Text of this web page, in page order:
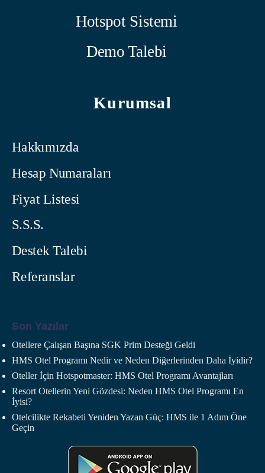
Hotspot Sistemi
Demo Talebi
Kurumsal
Hakkımızda
Hesap Numaraları
Fiyat Listesi
S.S.S.
Destek Talebi
Referanslar
Son Yazılar
Otellere Çalışan Başına SGK Prim Desteği Geldi
HMS Otel Programı Nedir ve Neden Diğerlerinden Daha İyidir?
Oteller İçin Hotspotmaster: HMS Otel Programı Avantajları
Resort Otellerin Yeni Gözdesi: Neden HMS Otel Programı En
İyisi?
Otelcilikte Rekabeti Yeniden Yazan Güç: HMS ile 1 Adım Öne
Geçin